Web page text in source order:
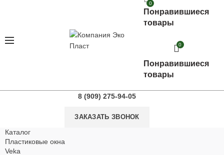
0
Понравившиеся
товары
0
Понравившиеся
товары
8 (909) 275-94-05
ЗАКАЗАТЬ ЗВОНОК
Каталог
Пластиковые окна
Veka